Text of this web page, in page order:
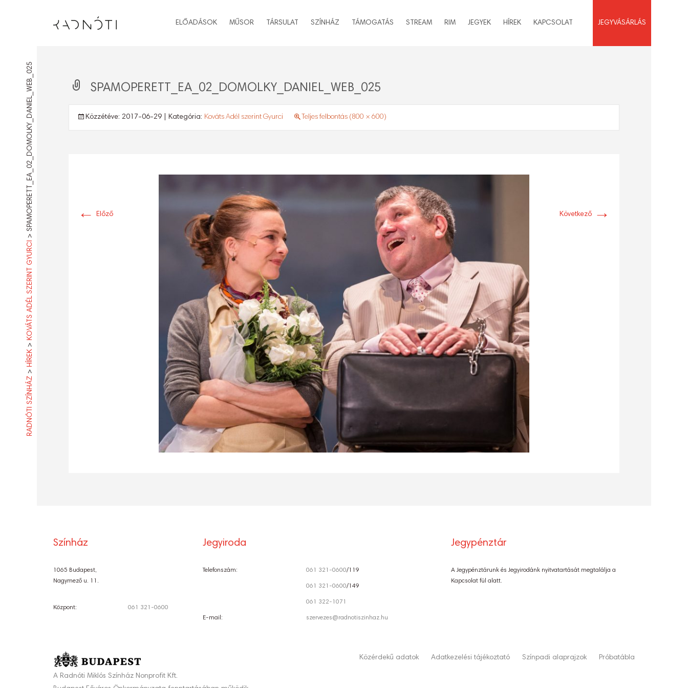
ELŐADÁSOK MŰSOR TÁRSULAT SZÍNHÁZ TÁMOGATÁS STREAM RIM JEGYEK HÍREK KAPCSOLAT JEGYVÁSÁRLÁS
RADNÓTI SZÍNHÁZ
>
HÍREK
>
KOVÁTS ADÉL SZERINT GYURCI
>
SPAMOPERETT_EA_02_DOMOLKY_DANIEL_WEB_025 SPAMOPERETT_EA_02_DOMOLKY_DANIEL_WEB_025
Közzétéve: 2017-06-29 | Kategória: Kováts Adél szerint Gyurci Teljes felbontás (800 × 600)
← Előző Következő →
Színház
1065 Budapest,
Nagymező u. 11.
Központ: 061 321-0600
Jegyiroda
Telefonszám: 061 321-0600/119
061 321-0600/149
061 322-1071
E-mail: szervezes@radnotiszinhaz.hu
Jegypénztár
A Jegypénztárunk és Jegyirodánk nyitvatartását megtalálja a
Kapcsolat fül alatt.
A Radnóti Miklós Színház Nonprofit Kft.
Közérdekű adatok Adatkezelési tájékoztató Színpadi alaprajzok Próbatábla